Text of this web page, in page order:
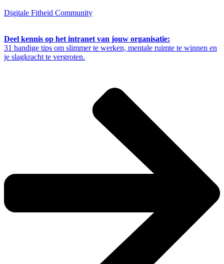
Digitale Fitheid Community
Deel kennis op het intranet van jouw organisatie:
31 handige tips om slimmer te werken, mentale ruimte te winnen en
je slagkracht te vergroten.